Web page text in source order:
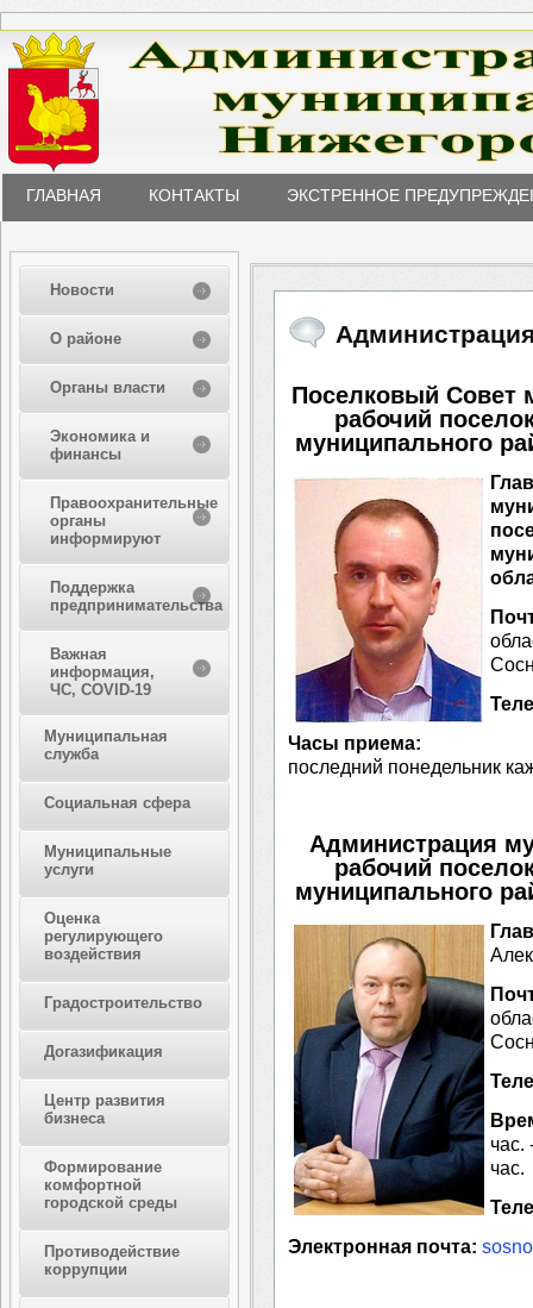
ГЛАВНАЯ КОНТАКТЫ ЭКСТРЕННОЕ
Новости
О районе
Органы власти
Экономика и
финансы
Правоохранительные
органы
информируют
Поддержка
предпринимательства
Важная
информация,
ЧС, COVID-19
Муниципальная
служба
Социальная сфера
Муниципальные
услуги
Оценка
регулирующего
воздействия
Градостроительство
Догазификация
Центр развития
бизнеса
Формирование
комфортной
городской среды
Противодействие
коррупции
Поселковый Совет
рабочий
муниципального
Часы приема:
последний понедельник
Администрация
рабочий
муниципального
час.
час.
Электронная почта: